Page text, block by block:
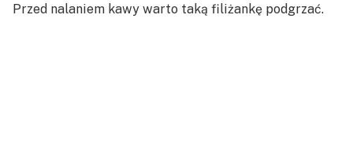
Przed nalaniem kawy warto taką filiżankę podgrzać.